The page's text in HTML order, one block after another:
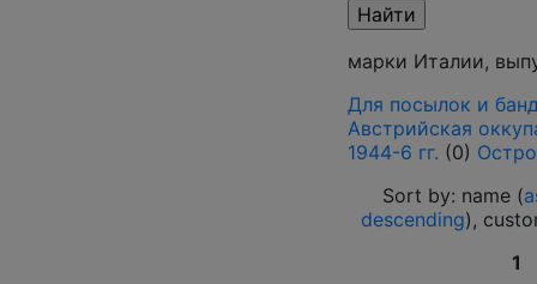
марки Италии,
Для посылок и
Австрийская
1944-6 гг. (0)
Sort by: name (
descending),
1